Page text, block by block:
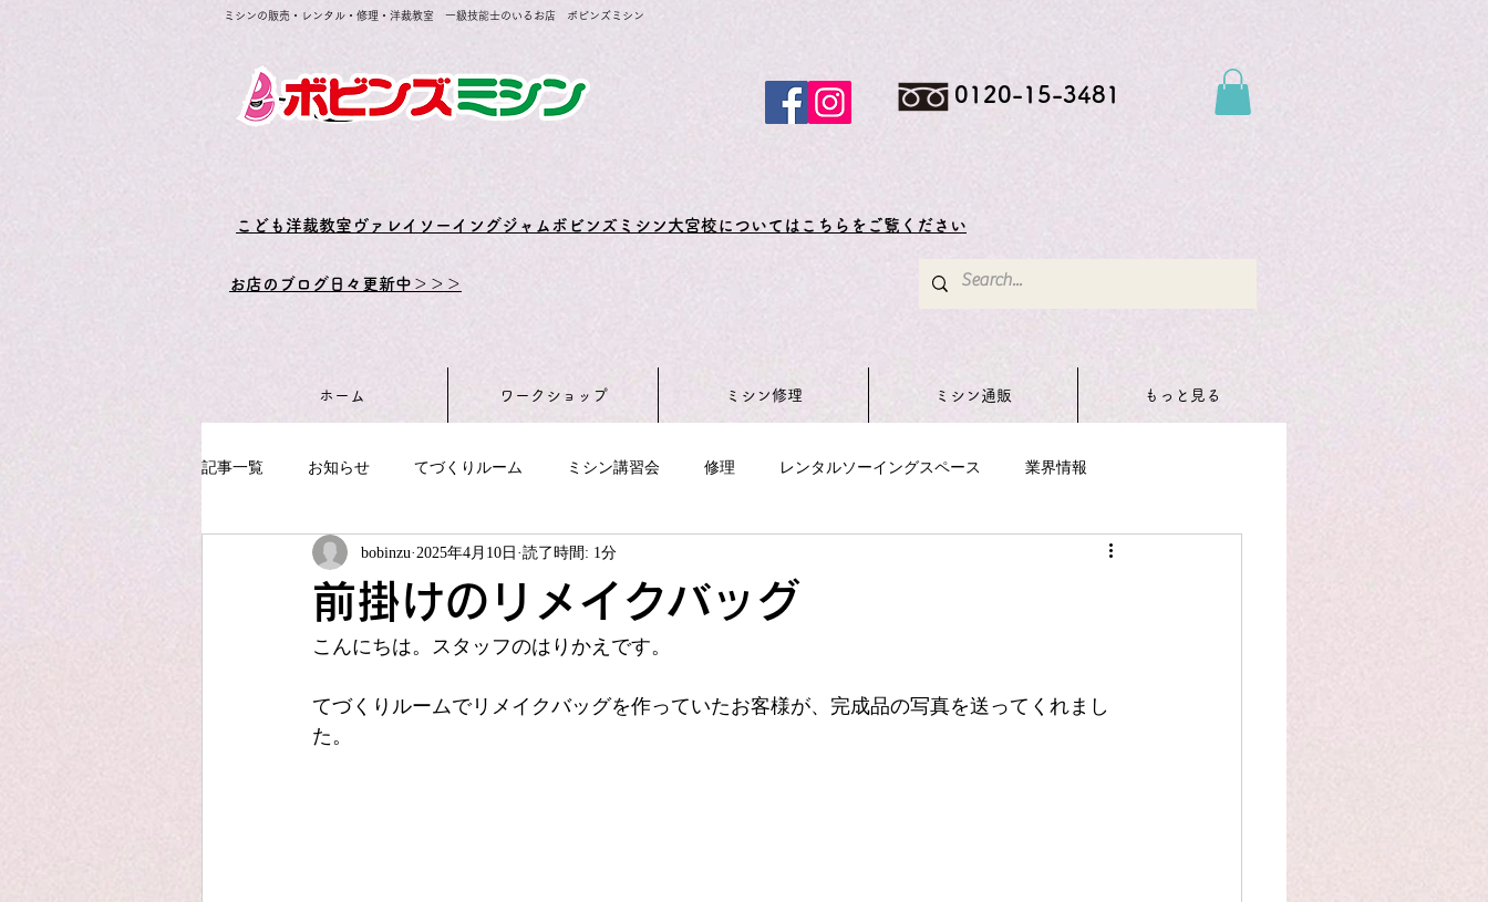
ミシンの販売・レンタル・修理・洋裁教室 一級技能士のいるお店 ボビンズミシン
0120-15-3481
​こども洋裁教室ヴァレイソーイングジャムボビンズミシン大宮校についてはこちらをご覧ください
お店のブログ日々更新中＞＞＞
ホーム ワークショップ ミシン修理 ミシン通販 もっと見る
記事一覧 お知らせ てづくりルーム ミシン講習会 修理 レンタルソーイングスペース 業界情報
ソーイング教室 夏休みこどもソーイング教室
JUKIアップサイクル アフターサービス お客様作品
前掛けのリメイクバッグ
bobinzu 2025年4月10日 読了時間: 1分
こんにちは。スタッフのはりかえです。
てづくりルームでリメイクバッグを作っていたお客様が、完成品の写真を送ってくれまし
た。